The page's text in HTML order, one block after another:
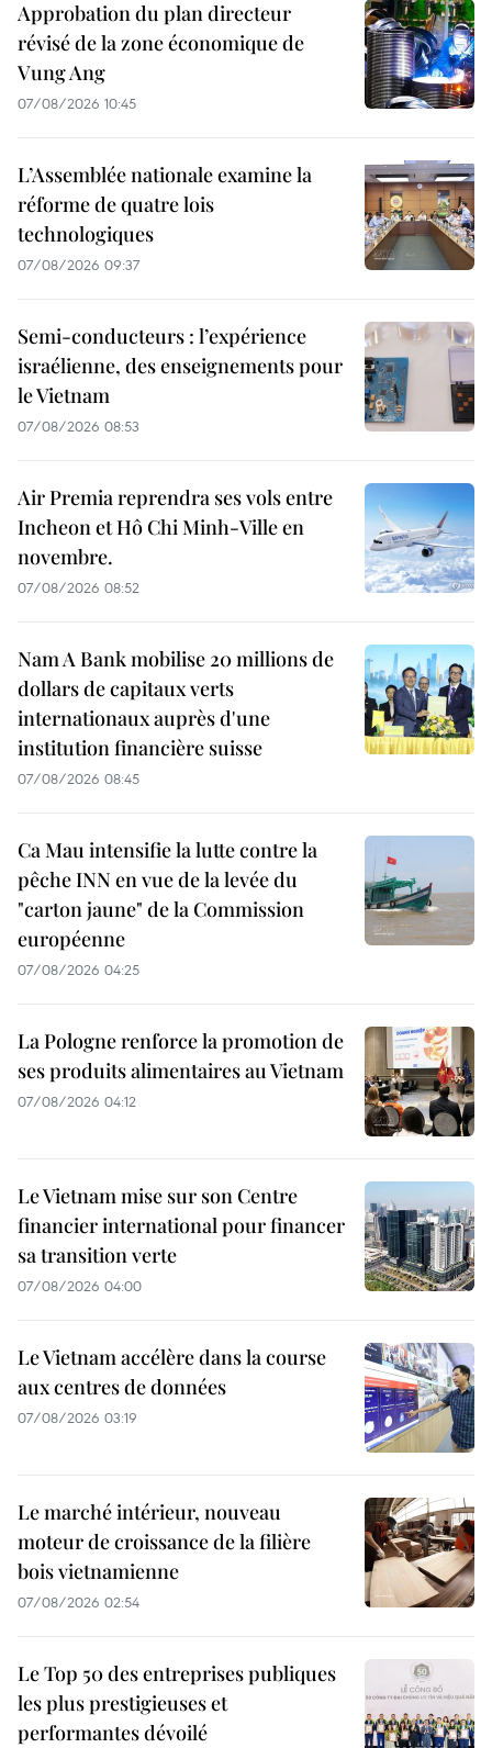
Approbation du plan directeur
révisé de la zone économique de
Vung Ang
07/08/2026 10:45
L’Assemblée nationale examine la
réforme de quatre lois
technologiques
07/08/2026 09:37
Semi-conducteurs : l’expérience
israélienne, des enseignements pour
le Vietnam
07/08/2026 08:53
Air Premia reprendra ses vols entre
Incheon et Hô Chi Minh-Ville en
novembre.
07/08/2026 08:52
Nam A Bank mobilise 20 millions de
dollars de capitaux verts
internationaux auprès d'une
institution financière suisse
07/08/2026 08:45
Ca Mau intensifie la lutte contre la
pêche INN en vue de la levée du
"carton jaune" de la Commission
européenne
07/08/2026 04:25
La Pologne renforce la promotion de
ses produits alimentaires au Vietnam
07/08/2026 04:12
Le Vietnam mise sur son Centre
financier international pour financer
sa transition verte
07/08/2026 04:00
Le Vietnam accélère dans la course
aux centres de données
07/08/2026 03:19
Le marché intérieur, nouveau
moteur de croissance de la filière
bois vietnamienne
07/08/2026 02:54
Le Top 50 des entreprises publiques
les plus prestigieuses et
performantes dévoilé